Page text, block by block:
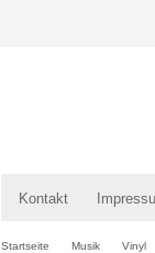
Kontakt
Startseite Musik Vinyl